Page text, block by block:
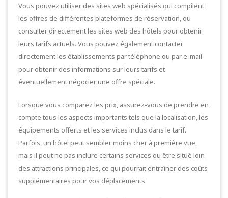
Vous pouvez utiliser des sites web spécialisés qui compilent
les offres de différentes plateformes de réservation, ou
consulter directement les sites web des hôtels pour obtenir
leurs tarifs actuels. Vous pouvez également contacter
directement les établissements par téléphone ou par e-mail
pour obtenir des informations sur leurs tarifs et
éventuellement négocier une offre spéciale.
Lorsque vous comparez les prix, assurez-vous de prendre en
compte tous les aspects importants tels que la localisation, les
équipements offerts et les services inclus dans le tarif.
Parfois, un hôtel peut sembler moins cher à première vue,
mais il peut ne pas inclure certains services ou être situé loin
des attractions principales, ce qui pourrait entraîner des coûts
supplémentaires pour vos déplacements.